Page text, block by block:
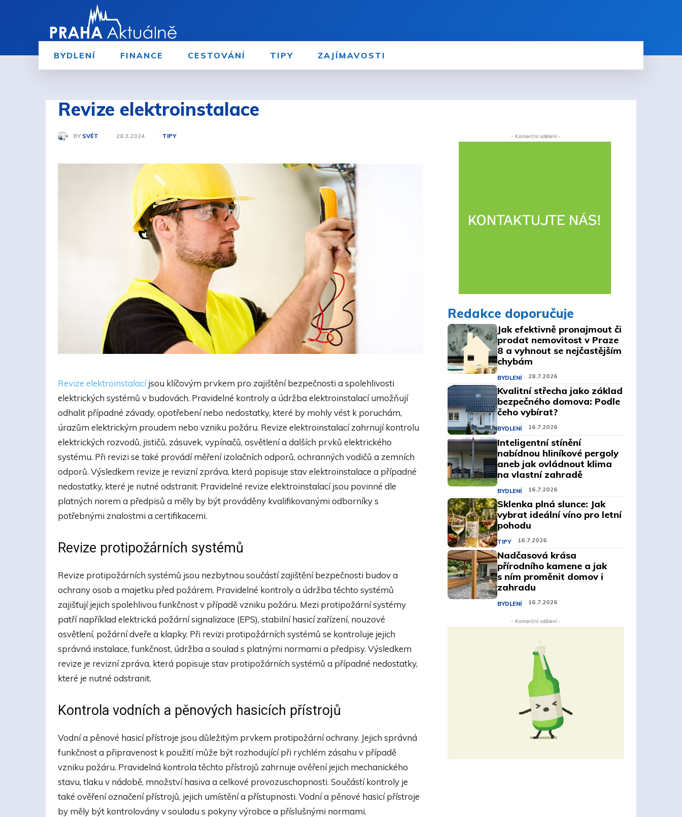
BYDLENÍ FINANCE CESTOVÁNÍ TIPY ZAJÍMAVOSTI
Revize elektroinstalace
BY SVĚT 28.3.2024 TIPY
Revize elektroinstalacíjsou klíčovým prvkem pro zajištění bezpečnosti a spolehlivosti
elektrických systémů v budovách. Pravidelné kontroly a údržba elektroinstalací umožňují
odhalit případné závady, opotřebení nebo nedostatky, které by mohly vést k poruchám,
úrazům elektrickým proudem nebo vzniku požáru. Revize elektroinstalací zahrnují kontrolu
elektrických rozvodů, jističů, zásuvek, vypínačů, osvětlení a dalších prvků elektrického
systému. Při revizi se také provádí měření izolačních odporů, ochranných vodičů a zemních
odporů. Výsledkem revize je revizní zpráva, která popisuje stav elektroinstalace a případné
nedostatky, které je nutné odstranit. Pravidelné revize elektroinstalací jsou povinné dle
platných norem a předpisů a měly by být prováděny kvalifikovanými odborníky s
potřebnými znalostmi a certifikacemi.
Revize protipožárních systémů
Revize protipožárních systémů jsou nezbytnou součástí zajištění bezpečnosti budov a
ochrany osob a majetku před požárem. Pravidelné kontroly a údržba těchto systémů
zajišťují jejich spolehlivou funkčnost v případě vzniku požáru. Mezi protipožární systémy
patří například elektrická požární signalizace (EPS), stabilní hasicí zařízení, nouzové
osvětlení, požární dveře a klapky. Při revizi protipožárních systémů se kontroluje jejich
správná instalace, funkčnost, údržba a soulad s platnými normami a předpisy. Výsledkem
revize je revizní zpráva, která popisuje stav protipožárních systémů a případné nedostatky,
které je nutné odstranit.
Kontrola vodních a pěnových hasicích přístrojů
Vodní a pěnové hasicí přístroje jsou důležitým prvkem protipožární ochrany. Jejich správná
funkčnost a připravenost k použití může být rozhodující při rychlém zásahu v případě
vzniku požáru. Pravidelná kontrola těchto přístrojů zahrnuje ověření jejich mechanického
stavu, tlaku v nádobě, množství hasiva a celkové provozuschopnosti. Součástí kontroly je
také ověření označení přístrojů, jejich umístění a přístupnosti. Vodní a pěnové hasicí přístroje
by měly být kontrolovány v souladu s pokyny výrobce a příslušnými normami.
- Komerční sdělení -
Redakce doporučuje
Jak efektivně pronajmout či
prodat nemovitost v Praze
8 a vyhnout se nejčastějším
chybám
BYDLENÍ 28.7.2026
Kvalitní střecha jako základ
bezpečného domova: Podle
čeho vybírat?
BYDLENÍ 16.7.2026
Inteligentní stínění
nabídnou hliníkové pergoly
aneb jak ovládnout klima
na vlastní zahradě
BYDLENÍ 16.7.2026
Sklenka plná slunce: Jak
vybrat ideální víno pro letní
pohodu
TIPY 16.7.2026
Nadčasová krása
přírodního kamene a jak
s ním proměnit domov i
zahradu
BYDLENÍ 16.7.2026
- Komerční sdělení -